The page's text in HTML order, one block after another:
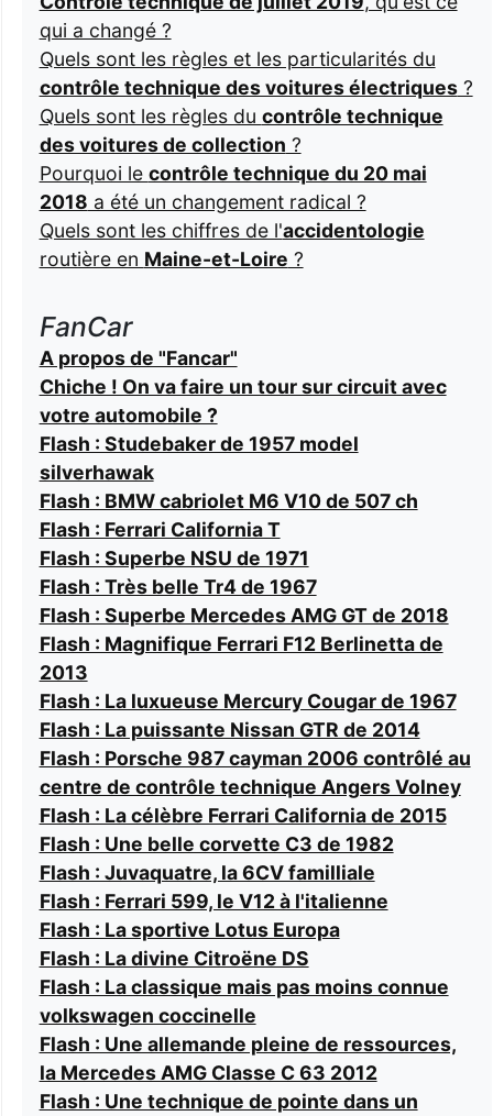
qui a changé ?
Quels sont les règles et les particularités du
contrôle technique des voitures électriques?
Quels sont les règles du contrôle technique
des voitures de collection ?
Pourquoi le contrôle technique du 20 mai
2018 a été un changement radical ?
Quels sont les chiffres de l'accidentologie
routière en Maine-et-Loire ?
FanCar
A propos de "Fancar"
Chiche ! On va faire un tour sur circuit avec
votre automobile ?
Flash : Studebaker de 1957 model
silverhawak
Flash : BMW cabriolet M6 V10 de 507 ch
Flash : Ferrari California T
Flash : Superbe NSU de 1971
Flash : Très belle Tr4 de 1967
Flash : Superbe Mercedes AMG GT de 2018
Flash : Magnifique Ferrari F12 Berlinetta de
2013
Flash : La luxueuse Mercury Cougar de 1967
Flash : La puissante Nissan GTR de 2014
Flash : Porsche 987 cayman 2006 contrôlé au
centre de contrôle technique Angers Volney
Flash : La célèbre Ferrari California de 2015
Flash : Une belle corvette C3 de 1982
Flash : Juvaquatre, la 6CV familliale
Flash : Ferrari 599, le V12 à l'italienne
Flash : La sportive Lotus Europa
Flash : La divine Citroëne DS
Flash : La classique mais pas moins connue
volkswagen coccinelle
Flash : Une allemande pleine de ressources,
la Mercedes AMG Classe C 63 2012
Flash : Une technique de pointe dans un